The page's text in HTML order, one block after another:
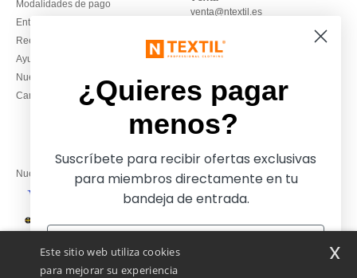
Modalidades de pago
Entrega
Reembolsos / devoluciones
Ayuda & FAQs
Nuestros compromisos
Camisetas locales al por mayor
venta@ntextil.es
930 410 200
Viernes: 10:00–14:00
Nuestros socios financieros
Este sitio web utiliza cookies
para mejorar su experiencia
x
¿Quieres pagar
menos?
Suscríbete para recibir ofertas exclusivas
para miembros directamente en tu
bandeja de entrada.